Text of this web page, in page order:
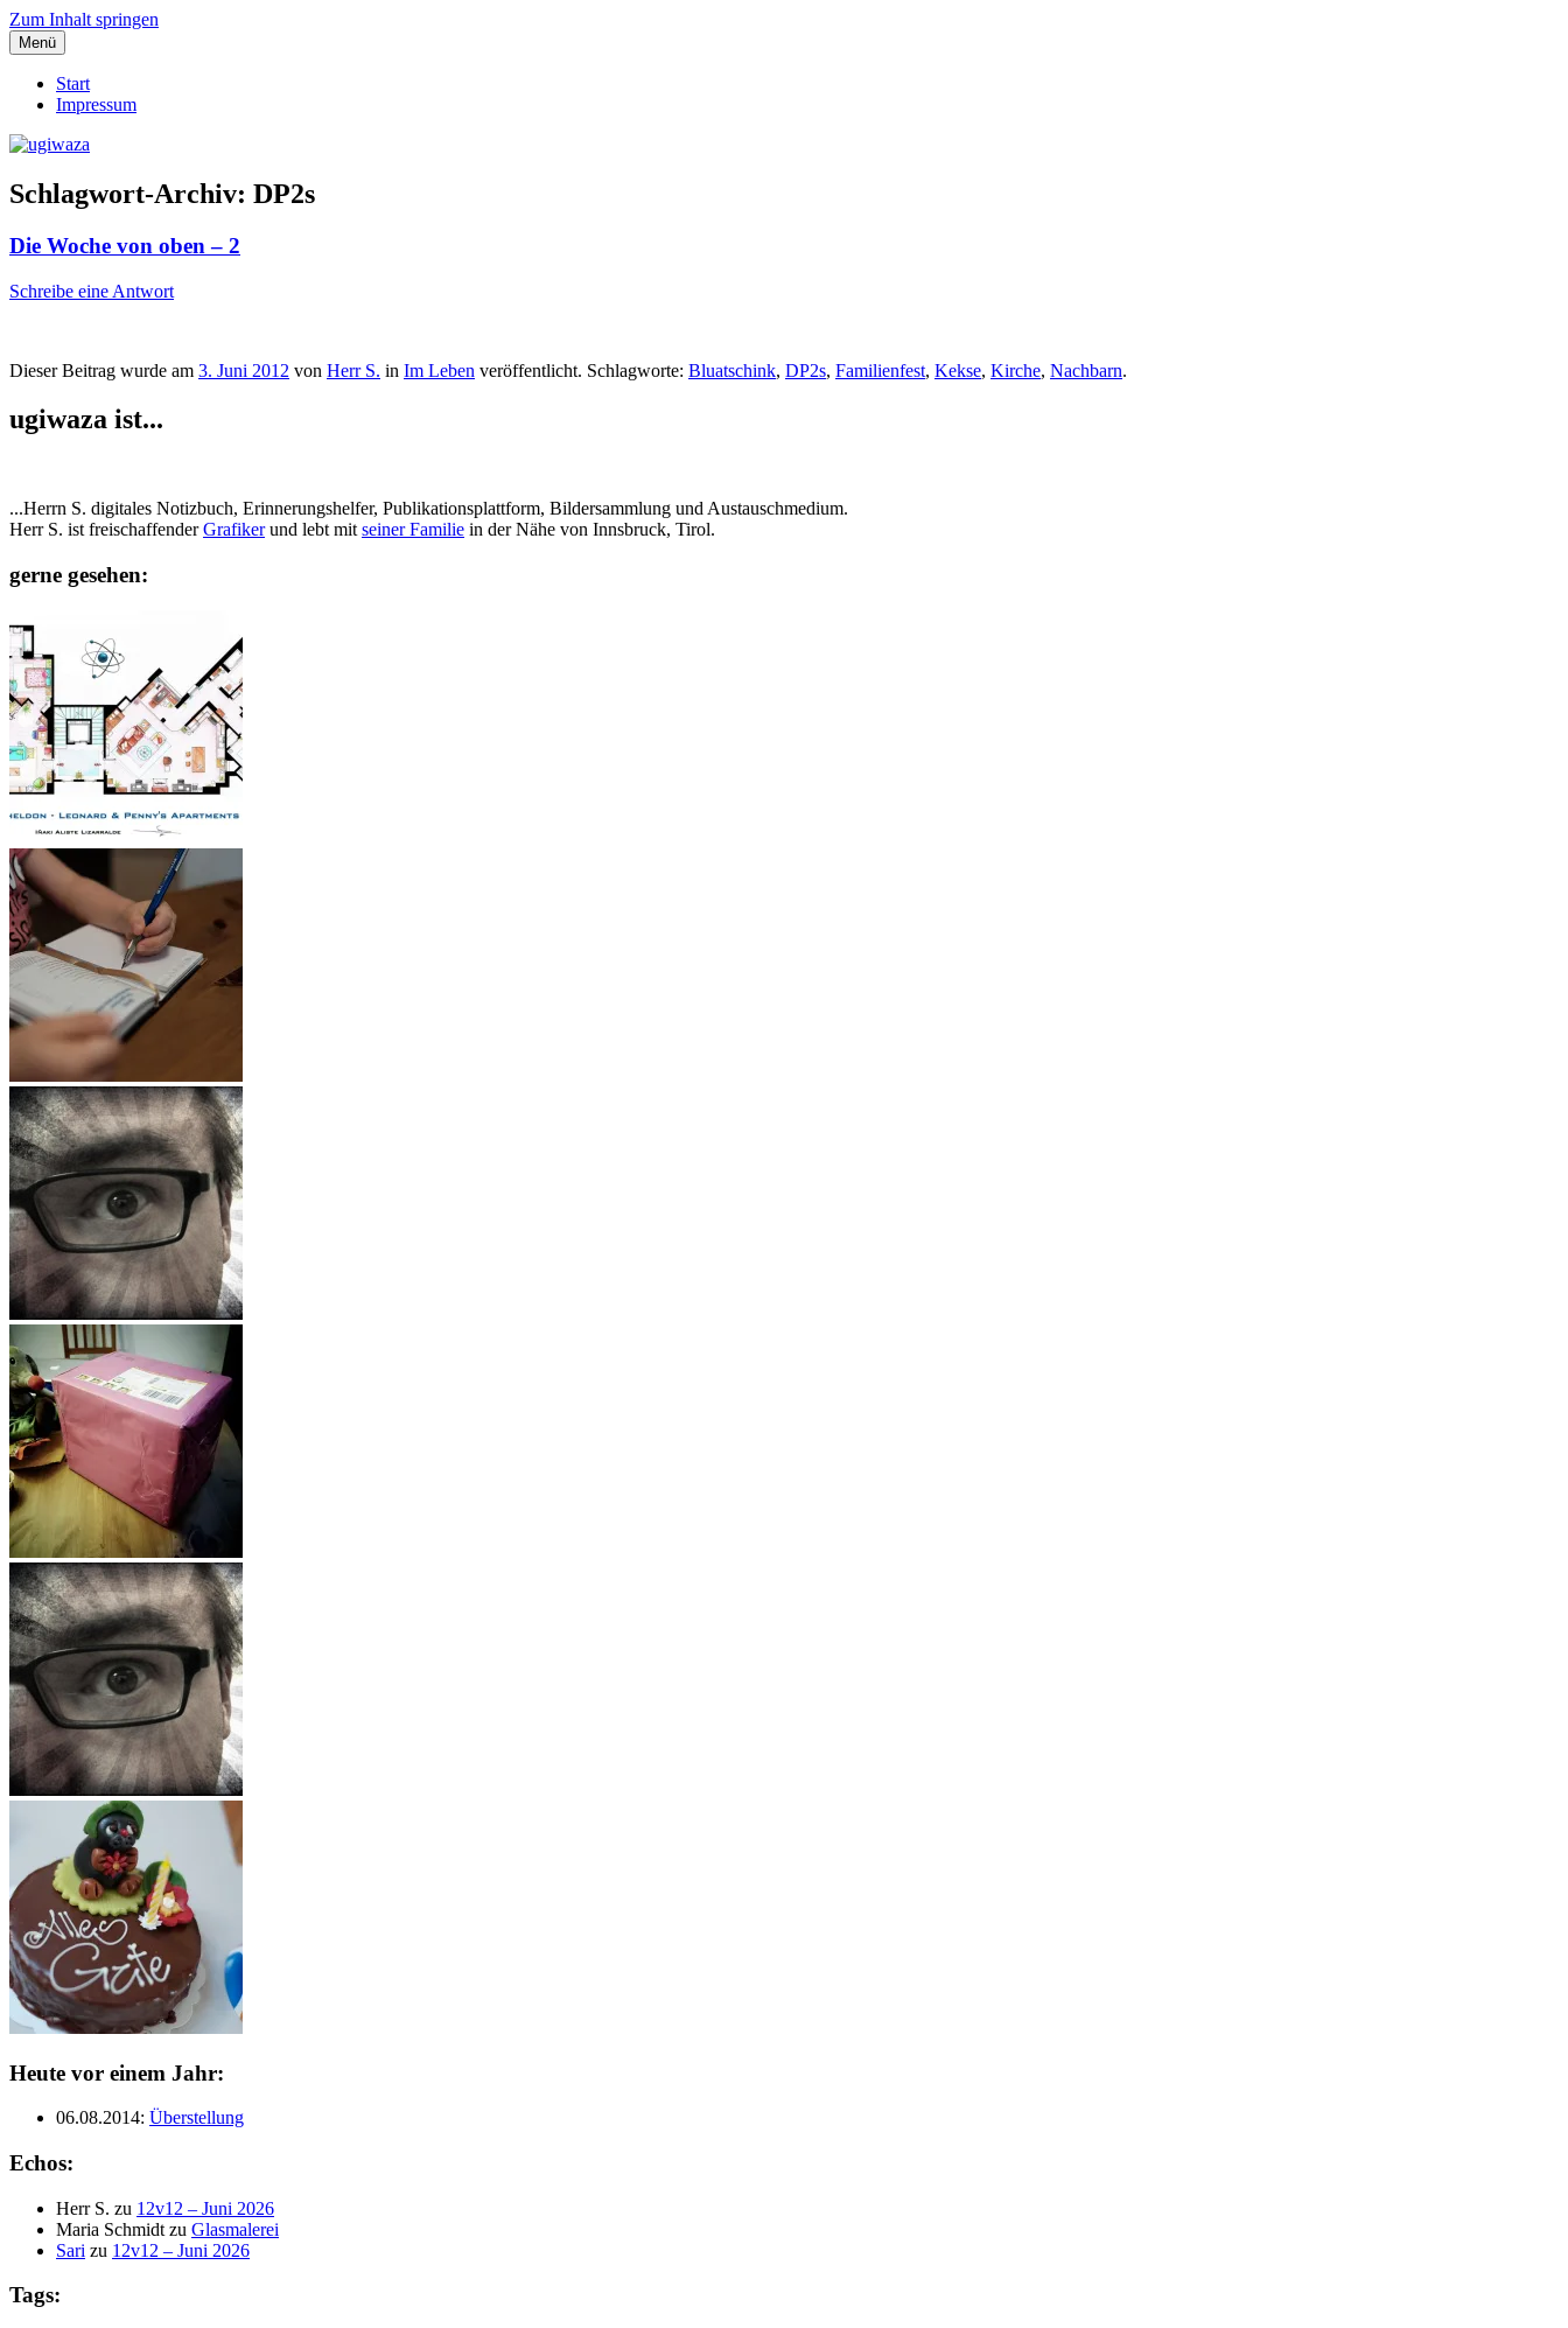
Zum Inhalt springen
ugiwaza
Menü
Start
Impressum
Schlagwort-Archiv: DP2s
Die Woche von oben – 2
Schreibe eine Antwort
Dieser Beitrag wurde am 3. Juni 2012 von Herr S. in Im Leben veröffentlicht. Schlagworte: Bluatschink, DP2s, Familienfest, Kekse, Kirche, Nachbarn.
ugiwaza ist...
...Herrn S. digitales Notizbuch, Erinnerungshelfer, Publikationsplattform, Bildersammlung und Austauschmedium.
Herr S. ist freischaffenderGrafikerund lebt mit seiner Familie in der Nähe von Innsbruck, Tirol.
gerne gesehen:
Heute vor einem Jahr:
06.08.2014: Überstellung
Echos:
Herr S. zu 12v12 – Juni 2026
Maria Schmidt zu Glasmalerei
Sari zu 12v12 – Juni 2026
Tags: